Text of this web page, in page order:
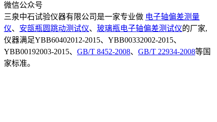
微信公众号
三泉中石试验仪器有限公司是一家专业做 电子轴偏差测量
仪、 安瓿瓶圆跳动测试仪、 玻璃瓶电子轴偏差测试仪的厂家,
仪器满足YBB60402012-2015、YBB00332002-2015、
YBB00192003-2015、 GB/T 8452-2008、 GB/T 22934-2008等国
家标准。